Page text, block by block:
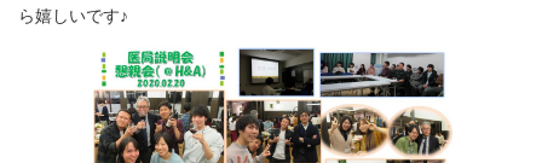
ら嬉しいです♪